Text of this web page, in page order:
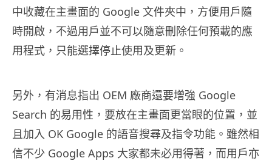
中收藏在主畫面的 Google 文件夾中，方便用戶隨
時開啟，不過用戶並不可以隨意刪除任何預載的應
用程式，只能選擇停止使用及更新。
另外，有消息指出 OEM 廠商還要增強 Google
Search 的易用性，要放在主畫面更當眼的位置，並
且加入 OK Google 的語音搜尋及指令功能。雖然相
信不少 Google Apps 大家都未必用得著，而用戶亦